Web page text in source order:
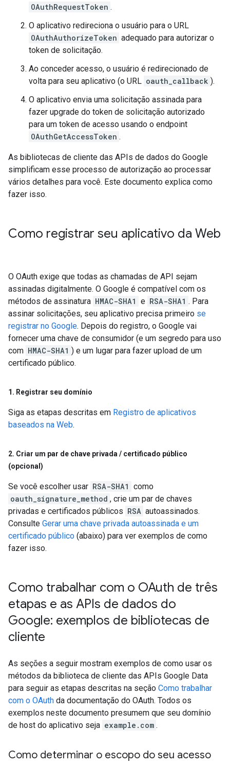
OAuthRequestToken .
O aplicativo redireciona o usuário para o URL
OAuthAuthorizeToken adequado para autorizar o
token de solicitação.
Ao conceder acesso, o usuário é redirecionado de
volta para seu aplicativo (o URL oauth_callback ).
O aplicativo envia uma solicitação assinada para
fazer upgrade do token de solicitação autorizado
para um token de acesso usando o endpoint
OAuthGetAccessToken .
As bibliotecas de cliente das APIs de dados do Google
simplificam esse processo de autorização ao processar
vários detalhes para você. Este documento explica como
fazer isso.
Como registrar seu aplicativo da Web
O OAuth exige que todas as chamadas de API sejam
assinadas digitalmente. O Google é compatível com os
métodos de assinatura HMAC-SHA1 e RSA-SHA1 . Para
assinar solicitações, seu aplicativo precisa primeiro se
registrar no Google. Depois do registro, o Google vai
fornecer uma chave de consumidor (e um segredo para uso
com HMAC-SHA1 ) e um lugar para fazer upload de um
certificado público.
1. Registrar seu domínio
Siga as etapas descritas em Registro de aplicativos
baseados na Web.
2. Criar um par de chave privada / certificado público
(opcional)
Se você escolher usar RSA-SHA1 como
oauth_signature_method , crie um par de chaves
privadas e certificados públicos RSA autoassinados.
Consulte Gerar uma chave privada autoassinada e um
certificado público (abaixo) para ver exemplos de como
fazer isso.
Como trabalhar com o OAuth de três
etapas e as APIs de dados do
Google: exemplos de bibliotecas de
cliente
As seções a seguir mostram exemplos de como usar os
métodos da biblioteca de cliente das APIs Google Data
para seguir as etapas descritas na seção Como trabalhar
com o OAuth da documentação do OAuth. Todos os
exemplos neste documento presumem que seu domínio
de host do aplicativo seja example.com .
Como determinar o escopo do seu acesso